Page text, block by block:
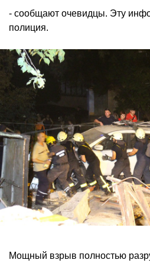
- сообщают очевидцы. Эту
полиция.
Мощный взрыв полностью